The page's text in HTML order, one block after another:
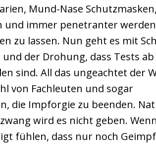
Mund-Nase Schutzmasken,
und immer penetranter
zu lassen. Nun geht es mit
und der Drohung, dass Tests
sind. All das ungeachtet der
von Fachleuten und sogar
die Impforgie zu beenden.
wird es nicht geben.
fühlen, dass nur noch